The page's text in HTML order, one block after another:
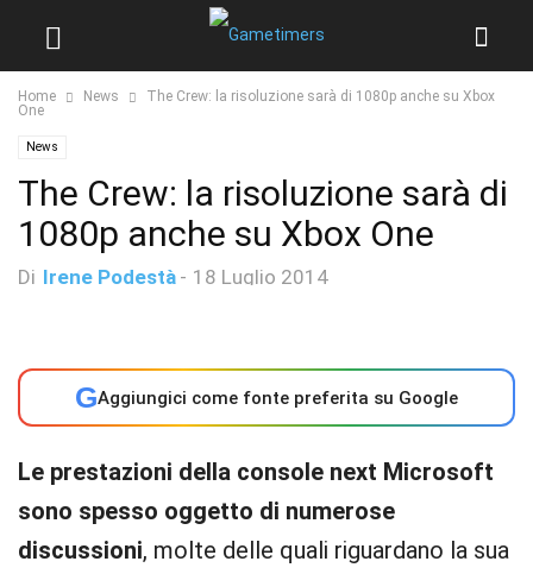
Home News
The Crew: la risoluzione sarà di 1080p anche su Xbox
One
News
The Crew: la risoluzione sarà di
1080p anche su Xbox One
Di Irene Podestà - 18 Luglio 2014
GAggiungici come fonte preferita su Google
Le prestazioni della console next Microsoft
sono spesso oggetto di numerose
discussioni, molte delle quali riguardano la sua